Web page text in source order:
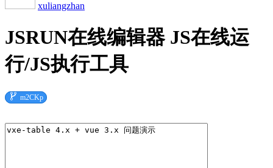
xuliangzhan
JSRUN在线编辑器 JS在线运
行/JS执行工具
 m2CKp